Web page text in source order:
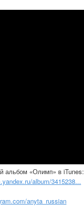
альбом «Олимп» в
album/3415238...
anyta_russian